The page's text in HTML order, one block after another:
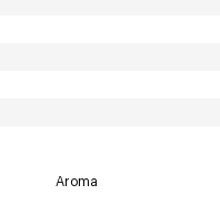
Aroma